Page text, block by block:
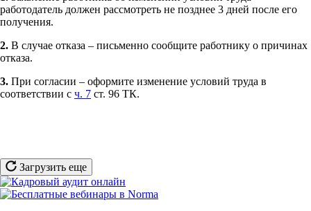
работодатель должен рассмотреть не позднее 3 дней после его
получения.
2. В случае отказа – письменно сообщите работнику о причинах
отказа.
3. При согласии – оформите изменение условий труда в
соответствии с ч. 7 ст. 96 ТК.
Загрузить еще